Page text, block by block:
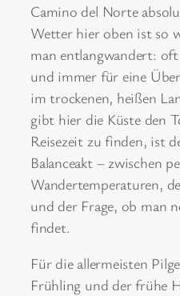
Camino del Norte
Wetter hier oben ist so
man entlangwandert:
und immer für eine
im trockenen, heißen
gibt hier die Küste den
Reisezeit zu finden, ist
Balanceakt – zwischen
Wandertemperaturen,
und der Frage, ob man
findet.
Für die allermeisten
Frühling und der frühe